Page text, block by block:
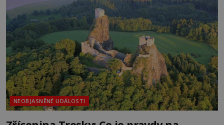
následovat. Vstupujeme na pláž Dumas ve městě
Surat. Gu
NEOBJASNĚNÉ UDÁLOSTI